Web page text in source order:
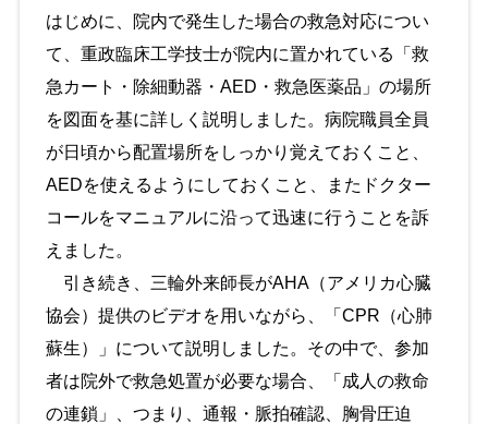
はじめに、院内で発生した場合の救急対応につい
て、重政臨床工学技士が院内に置かれている「救
急カート・除細動器・AED・救急医薬品」の場所
を図面を基に詳しく説明しました。病院職員全員
が日頃から配置場所をしっかり覚えておくこと、
AEDを使えるようにしておくこと、またドクター
コールをマニュアルに沿って迅速に行うことを訴
えました。
引き続き、三輪外来師長がAHA（アメリカ心臓
協会）提供のビデオを用いながら、「CPR（心肺
蘇生）」について説明しました。その中で、参加
者は院外で救急処置が必要な場合、「成人の救命
の連鎖」、つまり、通報・脈拍確認、胸骨圧迫